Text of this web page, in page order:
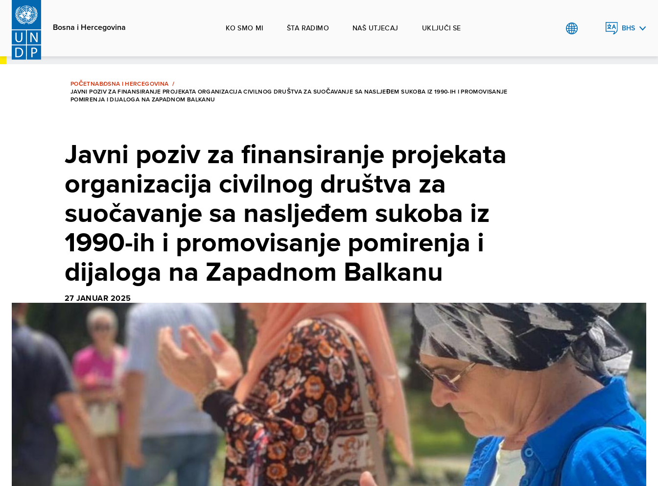
Skip
main
content
Bosna i Hercegovina KO SMO MI ŠTA RADIMO NAŠ UTJECAJ UKLJUČI SE BHS
POČETNABOSNA I HERCEGOVINA
JAVNI POZIV ZA FINANSIRANJE PROJEKATA ORGANIZACIJA CIVILNOG DRUŠTVA ZA SUOČAVANJE SA NASLJEĐEM SUKOBA IZ 1990-IH I PROMOVISANJE
POMIRENJA I DIJALOGA NA ZAPADNOM BALKANU
Javni poziv za finansiranje projekata
organizacija civilnog društva za
suočavanje sa nasljeđem sukoba iz
1990-ih i promovisanje pomirenja i
dijaloga na Zapadnom Balkanu
27 JANUAR 2025